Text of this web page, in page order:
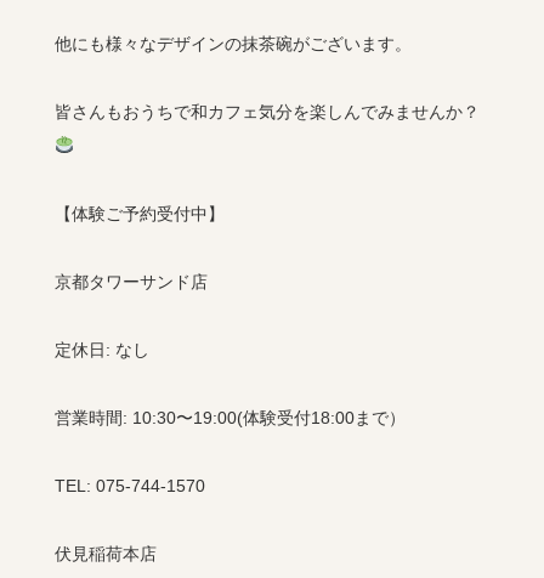
他にも様々なデザインの抹茶碗がございます。
皆さんもおうちで和カフェ気分を楽しんでみませんか？
【体験ご予約受付中】
京都タワーサンド店
定休日: なし
営業時間: 10:30〜19:00(体験受付18:00まで）
TEL: 075-744-1570
伏見稲荷本店